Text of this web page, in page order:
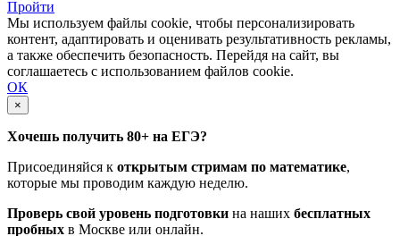
Пройти
Мы используем файлы cookie, чтобы персонализировать
контент, адаптировать и оценивать результативность рекламы,
а также обеспечить безопасность. Перейдя на сайт, вы
соглашаетесь с использованием файлов cookie.
ОК
×
Хочешь получить 80+ на ЕГЭ?
Присоединяйся к открытым стримам по математике,
которые мы проводим каждую неделю.
Проверь свой уровень подготовки на наших бесплатных
пробных в Москве или онлайн.